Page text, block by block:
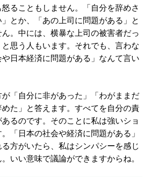
ることもしません。「自分を辞めさ
とか、「あの上司に問題がある」と
。中には、横暴な上司の被害者だっ
思う人もいます。それでも、言わな
日本経済に問題がある」なんて言い
「自分に非があった」「わがままだ
た」と答えます。すべてを自分の責
るのです。そのことに私は強いショ
「日本の社会や経済に問題がある」
方がいたら、私はシンパシーを感じ
いい意味で議論ができますからね。